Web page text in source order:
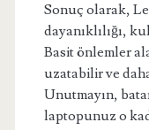
Sonuç olarak,
dayanıklılığı,
Basit önlemler
uzatabilir ve
Unutmayın,
laptopunuz o